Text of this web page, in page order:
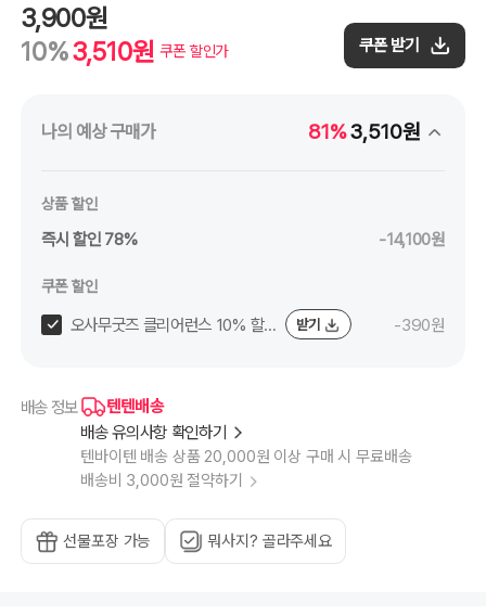
3,900원
10%3,510원 쿠폰 할인가 쿠폰 받기
나의 예상 구매가 81%3,510원
상품 할인
즉시 할인 78% -14,100원
쿠폰 할인
오사무굿즈 클리어런스 10% 할
받기 -390원
배송 정보
텐텐배송
배송 유의사항 확인하기
텐바이텐 배송 상품 20,000원 이상 구매 시 무료배송
배송비 3,000원 절약하기
선물포장 가능 뭐사지? 골라주세요